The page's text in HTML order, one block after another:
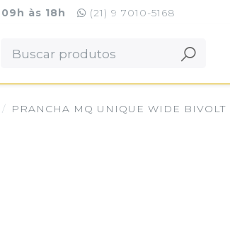
às 18h (21) 9 7010-5168
PRANCHA MQ UNIQUE WIDE BIVOLT